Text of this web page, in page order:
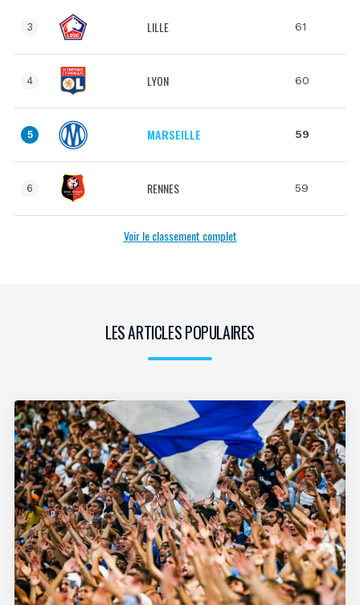
3 LILLE 61
4 LYON 60
5 MARSEILLE 59
6 RENNES 59
Voir le classement complet
LES ARTICLES POPULAIRES